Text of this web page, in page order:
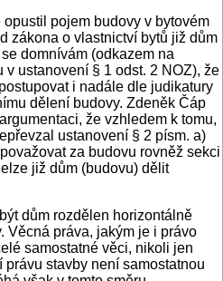
pojem budovy v bytovém
zákona o vlastnictví bytů již dům
domnívám (odkazem na
ustanovení § 1 odst. 2 NOZ), že
i nadále dle judikatury
dělení budovy. Zdeněk Čáp
že vzhledem k tomu,
ustanovení § 2 písm. a)
za budovu rovněž sekci
již dům (­budovu) dělit
dům rozdělen horizontálně
Věcná práva, jakým je i právo
samostatné věci, nikoli jen
stavby není samostatnou